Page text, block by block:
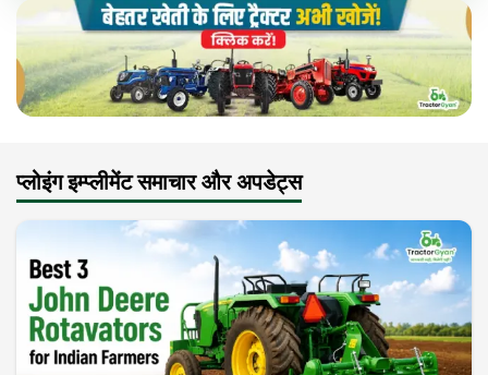
प्लोइंग इम्प्लीमेंट समाचार और अपडेट्स